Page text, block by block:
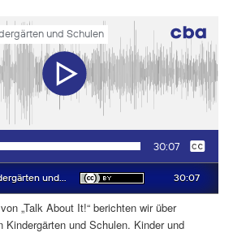
„Talk About It!“ berichten wir über
Kindergärten und Schulen. Kinder und